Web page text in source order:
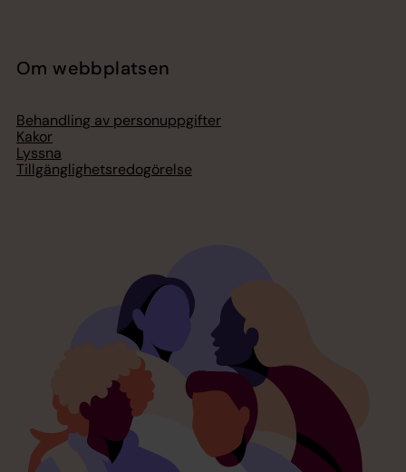
Om webbplatsen
Behandling av personuppgifter
Kakor
Lyssna
Tillgänglighetsredogörelse